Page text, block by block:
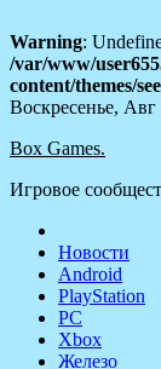
Warning:
/var/www/
content/themes/
Skip
content
Воскресенье, Авг
Box Games.
Игровое
Новости
Android
PlayStation
PC
Xbox
Железо